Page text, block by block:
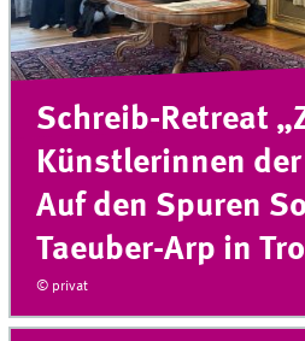
Schreib-Retreat
Künstlerinnen
Auf den Spuren
Taeuber-Arp in
© privat